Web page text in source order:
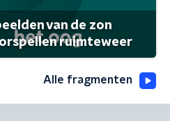
van de zon
ruimteweer
Alle fragmenten